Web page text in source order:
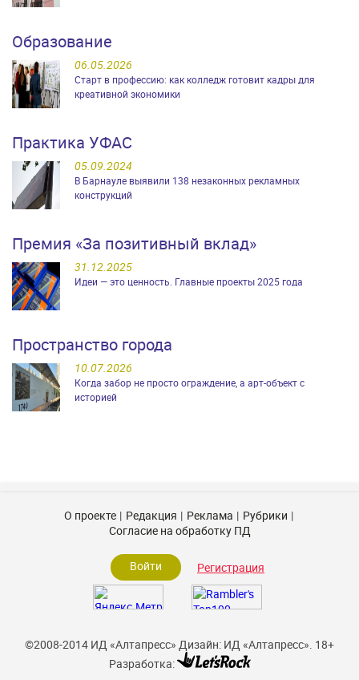
Образование
06.05.2026
Старт в профессию: как колледж готовит кадры для
креативной экономики
Практика УФАС
05.09.2024
В Барнауле выявили 138 незаконных рекламных
конструкций
Премия «За позитивный вклад»
31.12.2025
Идеи — это ценность. Главные проекты 2025 года
Пространство города
10.07.2026
Когда забор не просто ограждение, а арт-объект с
историей
©2008-2014 ИД «Алтапресс» Дизайн: ИД «Алтапресс». 18+
Разработка:
О проекте Редакция Реклама
Рубрики
Согласие на обработку ПД
Войти Регистрация